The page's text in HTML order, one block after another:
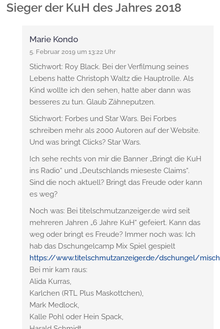
Sieger der KuH des Jahres 2018
Marie Kondo
5. Februar 2019 um 13:22 Uhr
Stichwort: Roy Black. Bei der Verfilmung seines
Lebens hatte Christoph Waltz die Hauptrolle. Als
Kind wollte ich den sehen, hatte aber dann was
besseres zu tun. Glaub Zähneputzen.
Stichwort: Forbes und Star Wars. Bei Forbes
schreiben mehr als 2000 Autoren auf der Website.
Und was bringt Clicks? Star Wars.
Ich sehe rechts von mir die Banner „Bringt die KuH
ins Radio“ und „Deutschlands mieseste Claims“.
Sind die noch aktuell? Bringt das Freude oder kann
es weg?
Noch was: Bei titelschmutzanzeiger.de wird seit
mehreren Jahren „6 Jahre KuH“ gefeiert. Kann das
weg oder bringt es Freude? Immer noch was: Ich
hab das Dschungelcamp Mix Spiel gespielt
https://www.titelschmutzanzeiger.de/dschungel/
Bei mir kam raus:
Alida Kurras,
Karlchen (RTL Plus Maskottchen),
Mark Medlock,
Kalle Pohl oder Hein Spack,